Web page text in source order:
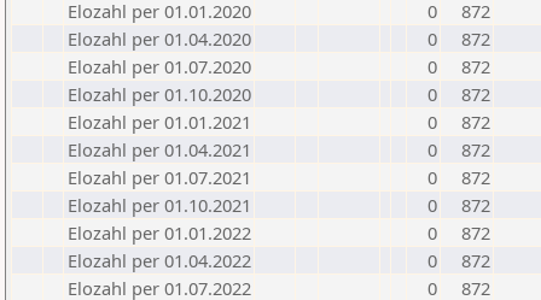
Elozahl per 01.01.2020
0
872
Elozahl per 01.04.2020
0
872
Elozahl per 01.07.2020
0
872
Elozahl per 01.10.2020
0
872
Elozahl per 01.01.2021
0
872
Elozahl per 01.04.2021
0
872
Elozahl per 01.07.2021
0
872
Elozahl per 01.10.2021
0
872
Elozahl per 01.01.2022
0
872
Elozahl per 01.04.2022
0
872
Elozahl per 01.07.2022
0
872